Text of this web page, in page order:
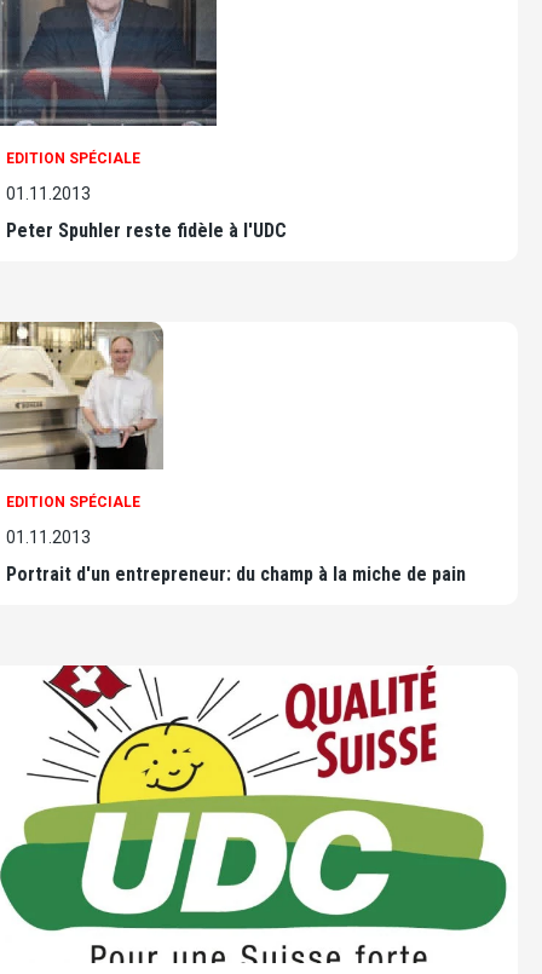
EDITION SPÉCIALE
01.11.2013
Peter Spuhler reste fidèle à l'UDC
EDITION SPÉCIALE
01.11.2013
Portrait d'un entrepreneur: du champ à la miche de pain